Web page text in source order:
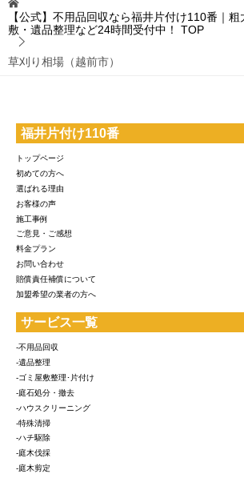
【公式】不用品回収なら福井片付け110番｜
敷・遺品整理など24時間受付中！
TOP
草刈り相場（越前市）
福井片付け110番
トップページ
初めての方へ
選ばれる理由
お客様の声
施工事例
ご意見・ご感想
料金プラン
お問い合わせ
賠償責任補償について
加盟希望の業者の方へ
サービス一覧
-不用品回収
-遺品整理
-ゴミ屋敷整理･片付け
-庭石処分・撤去
-ハウスクリーニング
-特殊清掃
-ハチ駆除
-庭木伐採
-庭木剪定